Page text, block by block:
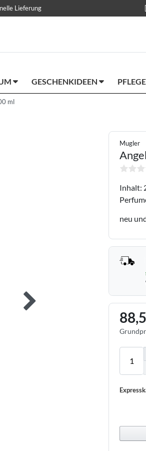
Lieferung
GESCHENKIDEEN
ml
Mugler
Angel
Inhalt:
neu